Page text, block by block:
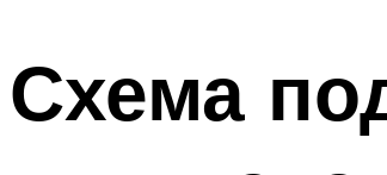
Схема